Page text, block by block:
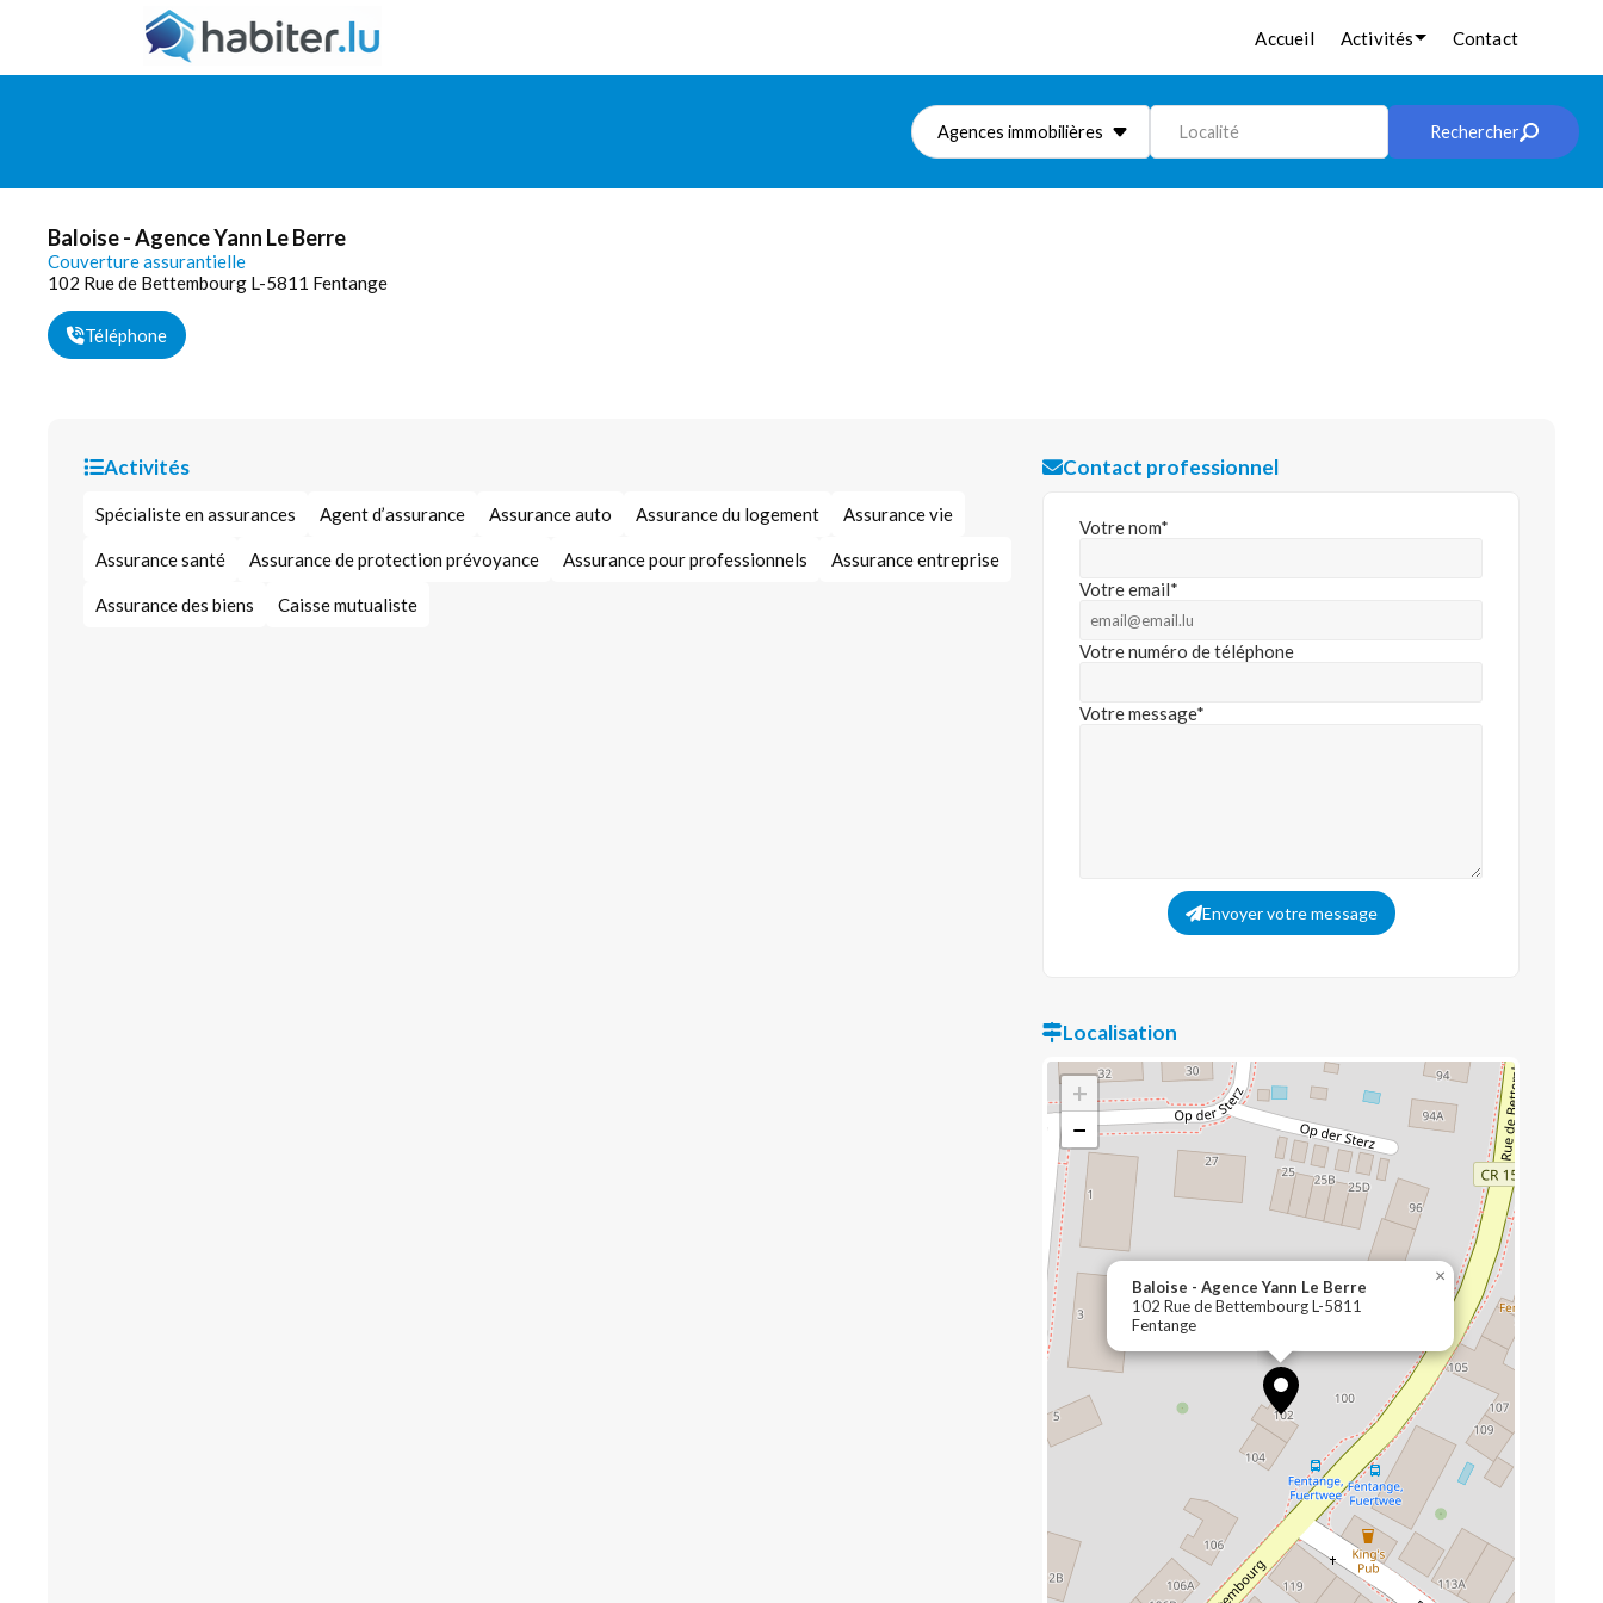
Accueil Activités Contact
Agences immobilières Localité Rechercher
Baloise - Agence Yann Le Berre
Couverture assurantielle
102 Rue de Bettembourg L-5811 Fentange
Téléphone
Activités
Spécialiste en assurances Agent d’assurance Assurance auto Assurance du logement Assurance vie
Assurance santé Assurance de protection prévoyance Assurance pour professionnels Assurance entreprise
Assurance des biens Caisse mutualiste
Contact professionnel
Votre nom*
Votre email*
Votre numéro de téléphone
Votre message*
Envoyer votre message
Localisation
Baloise - Agence Yann Le Berre
102 Rue de Bettembourg L-5811
Fentange
×
+
−